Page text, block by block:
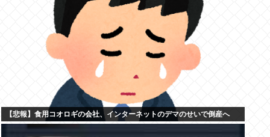
【悲報】食用コオロギの会社、インターネットのデマのせいで倒産へ